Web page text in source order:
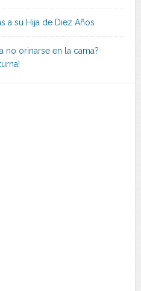
a su Hija de Diez Años
no orinarse en la cama?